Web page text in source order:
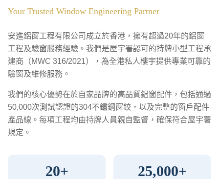
Your Trusted Window Engineering Partner
安進鋁窗工程有限公司成立於香港，擁有超過20年的鋁窗
工程及驗窗服務經驗。我們是屋宇署認可的持牌小型工程承
建商（MWC 316/2021），為全港私人樓宇提供專業可靠的
驗窗及維修服務。
我們的核心優勢在於自家品牌的高品質鋁窗配件，包括通過
50,000次測試認證的304不鏽鋼窗鉸，以及完整的窗戶配件
產品線。每項工程均由持牌人員親自監督，確保符合屋宇署
規定。
20+ 25,000+